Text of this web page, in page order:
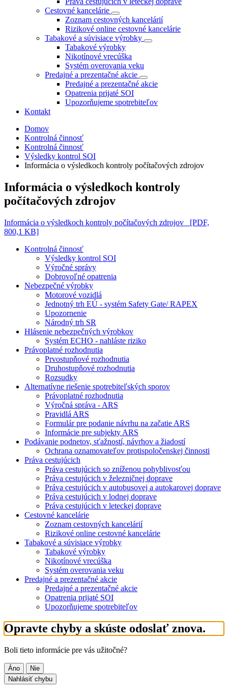
Cestovné kancelárie
Zoznam cestovných kancelárií
Rizikové online cestovné kancelárie
Tabakové a súvisiace výrobky
Tabakové výrobky
Nikotínové vrecúška
Systém overovania veku
Predajné a prezentačné akcie
Predajné a prezentačné akcie
Opatrenia prijaté SOI
Upozorňujeme spotrebiteľov
Kontakt
Domov
Kontrolná činnosť
Kontrolná činnosť
Výsledky kontrol SOI
Informácia o výsledkoch kontroly počítačových zdrojov
Informácia o výsledkoch kontroly
počítačových zdrojov
Informácia o výsledkoch kontroly počítačových zdrojov [PDF,
800,1 KB]
Kontrolná činnosť
Výsledky kontrol SOI
Výročné správy
Dobrovoľné opatrenia
Nebezpečné výrobky
Motorové vozidlá
Jednotný trh EÚ - systém Safety Gate/ RAPEX
Upozornenie
Národný trh SR
Hlásenie nebezpečných výrobkov
Systém ECHO - nahláste riziko
Právoplatné rozhodnutia
Prvostupňové rozhodnutia
Druhostupňové rozhodnutia
Rozsudky
Alternatívne riešenie spotrebiteľských sporov
Právoplatné rozhodnutia
Výročná správa - ARS
Pravidlá ARS
Formulár pre podanie návrhu na začatie ARS
Informácie pre subjekty ARS
Podávanie podnetov, sťažností, návrhov a žiadostí
Ochrana oznamovateľov protispoločenskej činnosti
Práva cestujúcich
Práva cestujúcich so zníženou pohyblivosťou
Práva cestujúcich v železničnej doprave
Práva cestujúcich v autobusovej a autokarovej doprave
Práva cestujúcich v lodnej doprave
Práva cestujúcich v leteckej doprave
Cestovné kancelárie
Zoznam cestovných kancelárií
Rizikové online cestovné kancelárie
Tabakové a súvisiace výrobky
Tabakové výrobky
Nikotínové vrecúška
Systém overovania veku
Predajné a prezentačné akcie
Predajné a prezentačné akcie
Opatrenia prijaté SOI
Upozorňujeme spotrebiteľov
Opravte chyby a skúste odoslať znova.
Boli tieto informácie pre vás užitočné?
Áno
Nie
Nahlásiť chybu